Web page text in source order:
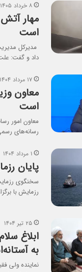
۸ خرداد ۱۴۰۵
مهار
است
مدیرکل
داد و گفت:
۱۷ مرداد ۱۴۰۴
معاون
است
معاون امور
رسانه‌های
۱ مرداد ۱۴۰۴
پایان
رزمایش با
۲۵ تیر ۱۴۰۴
ابلاغ
به
نماینده ولی